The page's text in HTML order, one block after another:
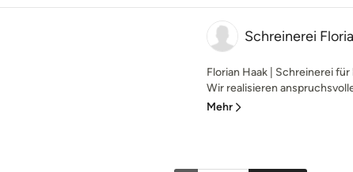
Schreinerei
Florian Haak | Schreinerei
Wir realisieren
Mehr